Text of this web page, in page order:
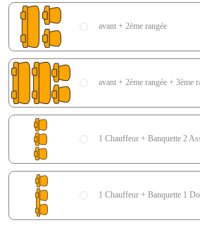
avant + 2ème rangée
avant + 2ème rangée + 3ème
1 Chauffeur + Banquette 2
1 Chauffeur + Banquette 1